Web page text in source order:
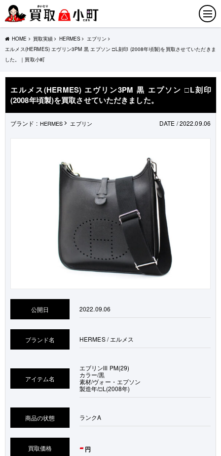
HOME 買取実績 HERMES
エブリン
エルメス(HERMES) エヴリン3PM 黒 エプソン □L刻印 (2008年頃製)を買取させていただきま
した。｜買取小町
エルメス(HERMES) エヴリン3PM 黒 エプソン □L刻印
(2008年頃製)を買取させていただきました。
ブランド : HERMES エブリン DATE / 2022.09.06
公開日 2022.09.06
ブランド名 HERMES / エルメス
アイテム名
エブリンⅢ PM(29)
カラー/黒
素材/ヴォー・エプソン
製造年/□L(2008年)
商品の状態 ランクA
買取価格 - 円